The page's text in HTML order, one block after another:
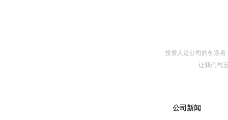
投资人是公司的创造
让我们与
公司新闻